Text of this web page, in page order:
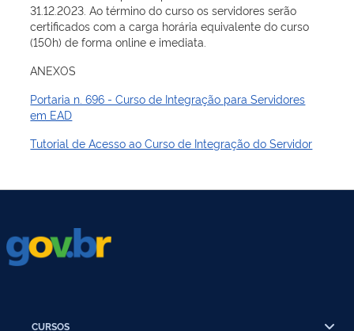
31.12.2023. Ao término do curso os servidores serão
certificados com a carga horária equivalente do curso
(150h) de forma online e imediata.
ANEXOS
Portaria n. 696 - Curso de Integração para Servidores
em EAD
Tutorial de Acesso ao Curso de Integração do Servidor
CURSOS